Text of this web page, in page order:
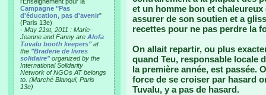
Campagne "Pas
d'éducation, pas d'avenir"
(Paris 13e)
- May 21st, 2011 : Marie-
Jeanne and Fanny are Alofa
Tuvalu booth keepers"at
the "Braderie de livres
solidaire"organized by the
International Solidarity
Network of NGOs AT belongs
to. (Marché Blanqui, Paris
13e)
et un homme bon et
assurer de son soutien et a
recettes pour ne pas perdre la
On allait repartir, ou plus
quand Teu, responsable locale
la première année, est passée.
force de se croiser par hasard
Tuvalu, y a pas de hasard.